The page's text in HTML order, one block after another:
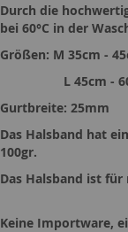
Durch die
bei 60°C in der
Größen: M 35cm -
L 45cm -
Gurtbreite: 25mm
Das Halsband hat
100gr.
Das Halsband ist
Keine Importware,